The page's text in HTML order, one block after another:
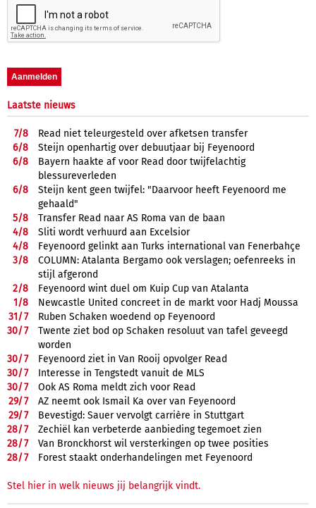
Laatste nieuws
7/8
Read niet teleurgesteld over afketsen transfer
6/8
Steijn openhartig over debuutjaar bij Feyenoord
6/8
Bayern haakte af voor Read door twijfelachtig
blessureverleden
6/8
Steijn kent geen twijfel: "Daarvoor heeft Feyenoord me
gehaald"
5/8
Transfer Read naar AS Roma van de baan
4/8
Sliti wordt verhuurd aan Excelsior
4/8
Feyenoord gelinkt aan Turks international van Fenerbahçe
3/8
COLUMN: Atalanta Bergamo ook verslagen; oefenreeks in
stijl afgerond
2/8
Feyenoord wint duel om Kuip Cup van Atalanta
1/8
Newcastle United concreet in de markt voor Hadj Moussa
31/7
Ruben Schaken woedend op Feyenoord
30/7
Twente ziet bod op Schaken resoluut van tafel geveegd
worden
30/7
Feyenoord ziet in Van Rooij opvolger Read
30/7
Interesse in Tengstedt vanuit de MLS
30/7
Ook AS Roma meldt zich voor Read
29/7
AZ neemt ook Ismail Ka over van Feyenoord
29/7
Bevestigd: Sauer vervolgt carrière in Stuttgart
28/7
Zechiël kan verbeterde aanbieding tegemoet zien
28/7
Van Bronckhorst wil versterkingen op twee posities
28/7 Forest staakt onderhandelingen met Feyenoord
Stel hier in welk nieuws jij belangrijk vindt.